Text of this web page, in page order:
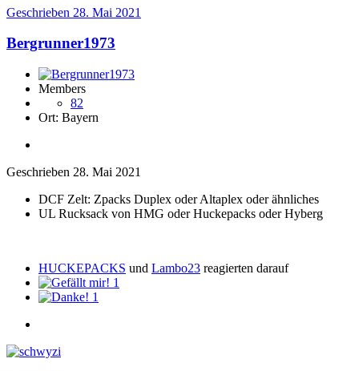
Geschrieben 28. Mai 2021
Bergrunner1973
Members
82
Ort: Bayern
Geschrieben 28. Mai 2021
DCF Zelt: Zpacks Duplex oder Altaplex oder ähnliches
UL Rucksack von HMG oder Huckepacks oder Hyberg
HUCKEPACKS und Lambo23 reagierten darauf
1
1